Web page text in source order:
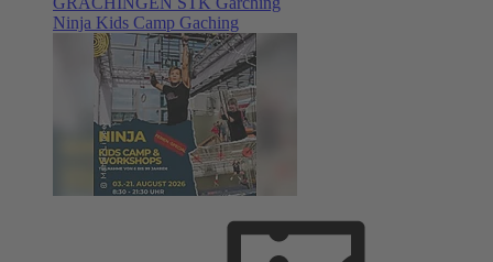
Ninja Kids Camp Gaching